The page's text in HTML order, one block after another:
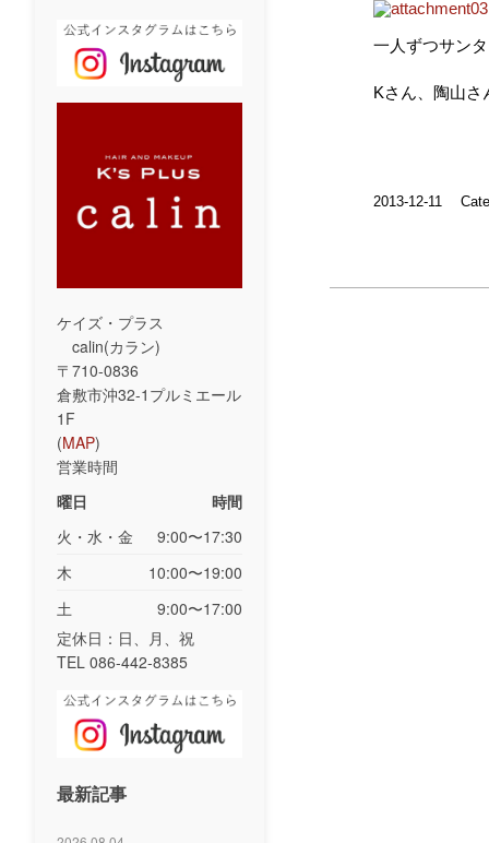
一人ずつサン
Kさん、陶山さ
2013-12-11
ケイズ・プラス
calin(カラン)
〒710-0836
倉敷市沖32-1プルミエール
1F
(MAP)
営業時間
曜日
時間
火・水・金
9:00〜17:30
木
10:00〜19:00
土
9:00〜17:00
定休日：日、月、祝
TEL 086-442-8385
最新記事